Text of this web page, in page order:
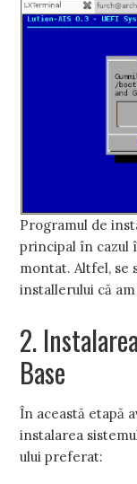
Programul de
principal în cazul
montat. Altfel, se
installerului că
2.
Base
În această etapă
instalarea
ului preferat: